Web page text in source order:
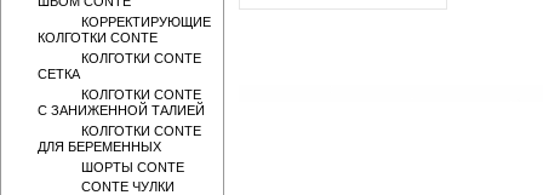
КОРРЕКТИРУЮЩИЕ
КОЛГОТКИ CONTE
КОЛГОТКИ CONTE
СЕТКА
КОЛГОТКИ CONTE
С ЗАНИЖЕННОЙ ТАЛИЕЙ
КОЛГОТКИ CONTE
ДЛЯ БЕРЕМЕННЫХ
ШОРТЫ CONTE
CONTE ЧУЛКИ